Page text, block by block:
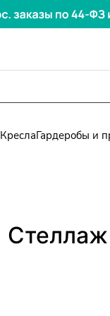
КреслаГардеробы и
Стеллаж